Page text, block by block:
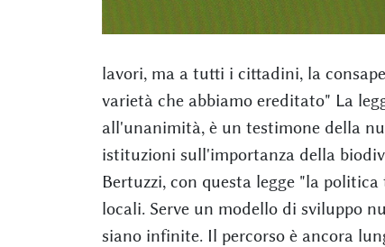
lavori, ma a tutti i cittadini, la
varietà che abbiamo ereditato" La
all'unanimità, è un testimone della
istituzioni sull'importanza della
Bertuzzi, con questa legge "la
locali. Serve un modello di sviluppo
siano infinite. Il percorso è ancora